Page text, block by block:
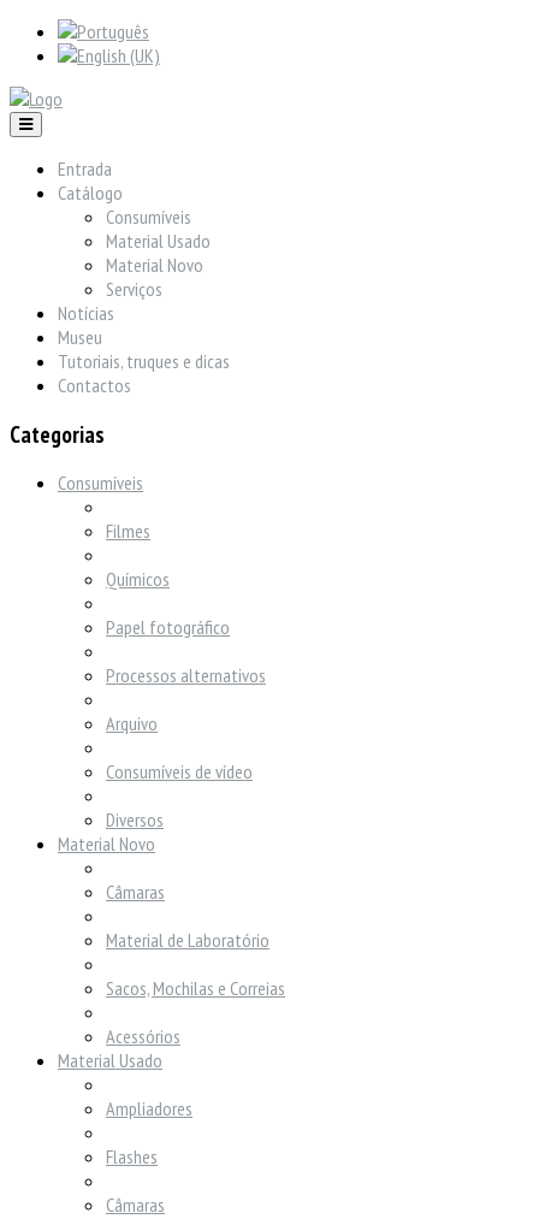
Entrada
Catálogo
Consumíveis
Material Usado
Material Novo
Serviços
Notícias
Museu
Tutoriais, truques e dicas
Contactos
Categorias
Consumíveis
Filmes
Químicos
Papel fotográfico
Processos alternativos
Arquivo
Consumíveis de vídeo
Diversos
Material Novo
Câmaras
Material de Laboratório
Sacos, Mochilas e Correias
Acessórios
Material Usado
Ampliadores
Flashes
Câmaras